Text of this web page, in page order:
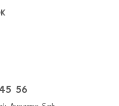
56